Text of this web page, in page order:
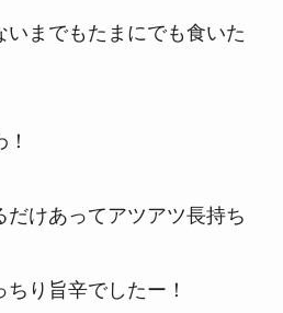
いまでもたまにでも食いた
けあってアツアツ長持ち
り旨辛でしたー！